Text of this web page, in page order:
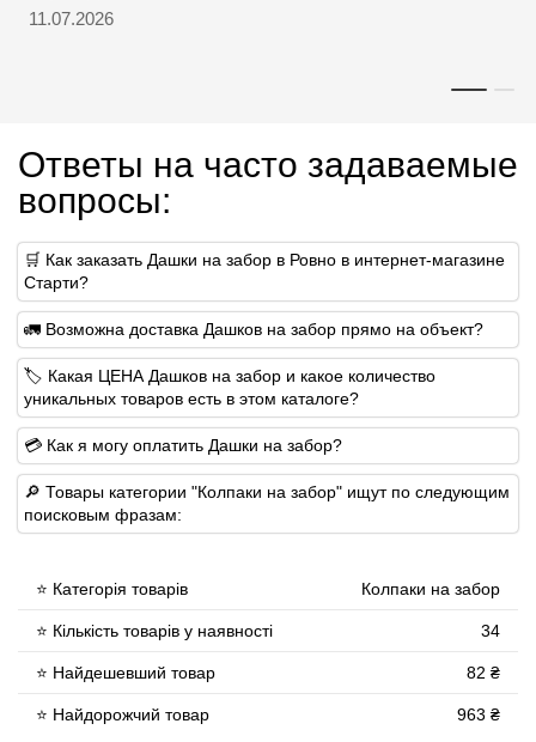
11.07.2026
Ответы на часто задаваемые
вопросы:
🛒 Как заказать Дашки на забор в Ровно в интернет-магазине
Старти?
🚛 Возможна доставка Дашков на забор прямо на объект?
🏷 Какая ЦЕНА Дашков на забор и какое количество
уникальных товаров есть в этом каталоге?
💳 Как я могу оплатить Дашки на забор?
🔎 Товары категории "Колпаки на забор" ищут по следующим
поисковым фразам:
⭐ Категорія товарів Колпаки на забор
⭐ Кількість товарів у наявності 34
⭐ Найдешевший товар 82 ₴
⭐ Найдорожчий товар 963 ₴